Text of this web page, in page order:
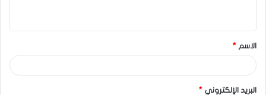
الاسم *
البريد الإلكتروني *